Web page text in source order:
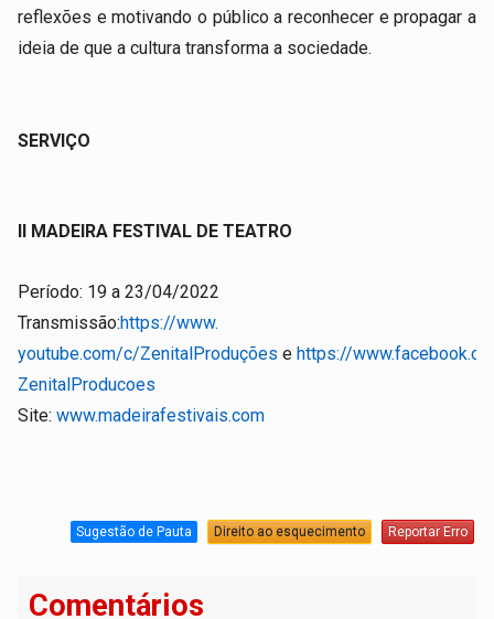
reflexões e motivando o público a reconhecer e propagar a
ideia de que a cultura transforma a sociedade.
SERVIÇO
II MADEIRA FESTIVAL DE TEATRO
Período: 19 a 23/04/2022
Transmissão:https://www.
youtube.com/c/ZenitalProduções ehttps://
ZenitalProducoes
Site:www.madeirafestivais.com
Sugestão de Pauta Direito ao esquecimento Reportar Erro
Comentários